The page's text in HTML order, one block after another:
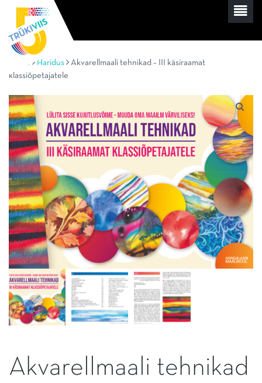
Haridus
Akvarellmaali tehnikad – III käsiraamat
klassiõpetajatele
Akvarellmaali tehnikad